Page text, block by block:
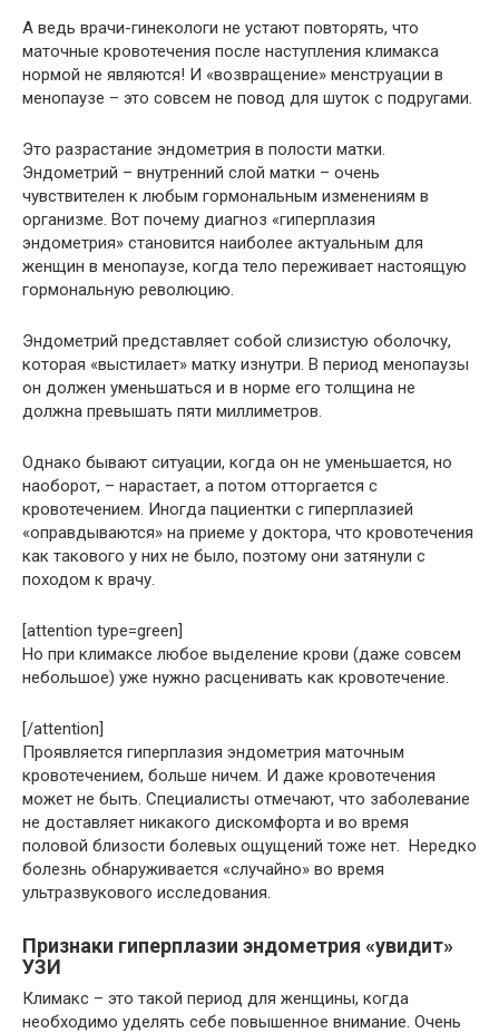
А ведь врачи-гинекологи не устают повторять, что
маточные кровотечения после наступления климакса
нормой не являются! И «возвращение» менструации в
менопаузе – это совсем не повод для шуток с подругами.
Это разрастание эндометрия в полости матки.
Эндометрий – внутренний слой матки – очень
чувствителен к любым гормональным изменениям в
организме. Вот почему диагноз «гиперплазия
эндометрия» становится наиболее актуальным для
женщин в менопаузе, когда тело переживает настоящую
гормональную революцию.
Эндометрий представляет собой слизистую оболочку,
которая «выстилает» матку изнутри. В период менопаузы
он должен уменьшаться и в норме его толщина не
должна превышать пяти миллиметров.
Однако бывают ситуации, когда он не уменьшается, но
наоборот, – нарастает, а потом отторгается с
кровотечением. Иногда пациентки с гиперплазией
«оправдываются» на приеме у доктора, что кровотечения
как такового у них не было, поэтому они затянули с
походом к врачу.
[attention type=green]
Но при климаксе любое выделение крови (даже совсем
небольшое) уже нужно расценивать как кровотечение.
[/attention]
Проявляется гиперплазия эндометрия маточным
кровотечением, больше ничем. И даже кровотечения
может не быть. Специалисты отмечают, что заболевание
не доставляет никакого дискомфорта и во время
половой близости болевых ощущений тоже нет. Нередко
болезнь обнаруживается «случайно» во время
ультразвукового исследования.
Признаки гиперплазии эндометрия «увидит»
УЗИ
Климакс – это такой период для женщины, когда
необходимо уделять себе повышенное внимание. Очень